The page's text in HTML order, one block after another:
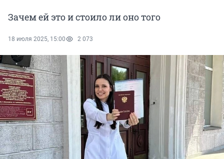
Зачем ей это и стоило ли оно того
18 июля 2025, 15:00 2 073